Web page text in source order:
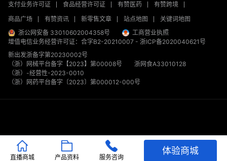
支付业务许可证
食品经营许可证 有赞医药
有赞跨境
商品广场
有赞资讯 新零售文章 站点地图
关键词地图
浙公网安备 33010602004358号
工商营业执照
增值电信业务经营许可证：合字B2-20210007 - 浙ICP备2020040621号
新出发浙备字第20230002号
（浙）网械平台备字【2023】第00008号
浙网食A33010128
（浙）-经营性-2023-0010
（浙）网药平台备字〔2023〕第000012-000号
直播商城 产品资料 服务咨询
体验商城